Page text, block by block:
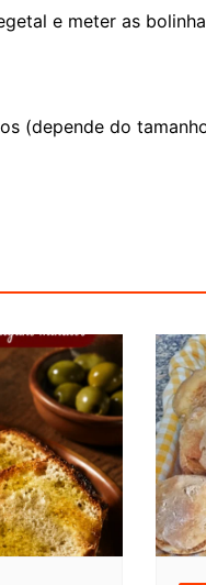
e meter as
(depende do